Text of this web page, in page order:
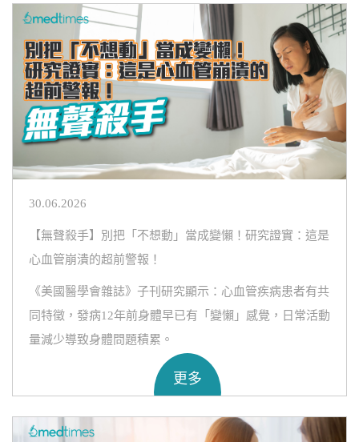
30.06.2026
【無聲殺手】別把「不想動」當成變懶！研究證實：這是
心血管崩潰的超前警報！
《美國醫學會雜誌》子刊研究顯示：心血管疾病患者有共
同特徵，發病12年前身體早已有「變懶」感覺，日常活動
量減少導致身體問題積累。
更多